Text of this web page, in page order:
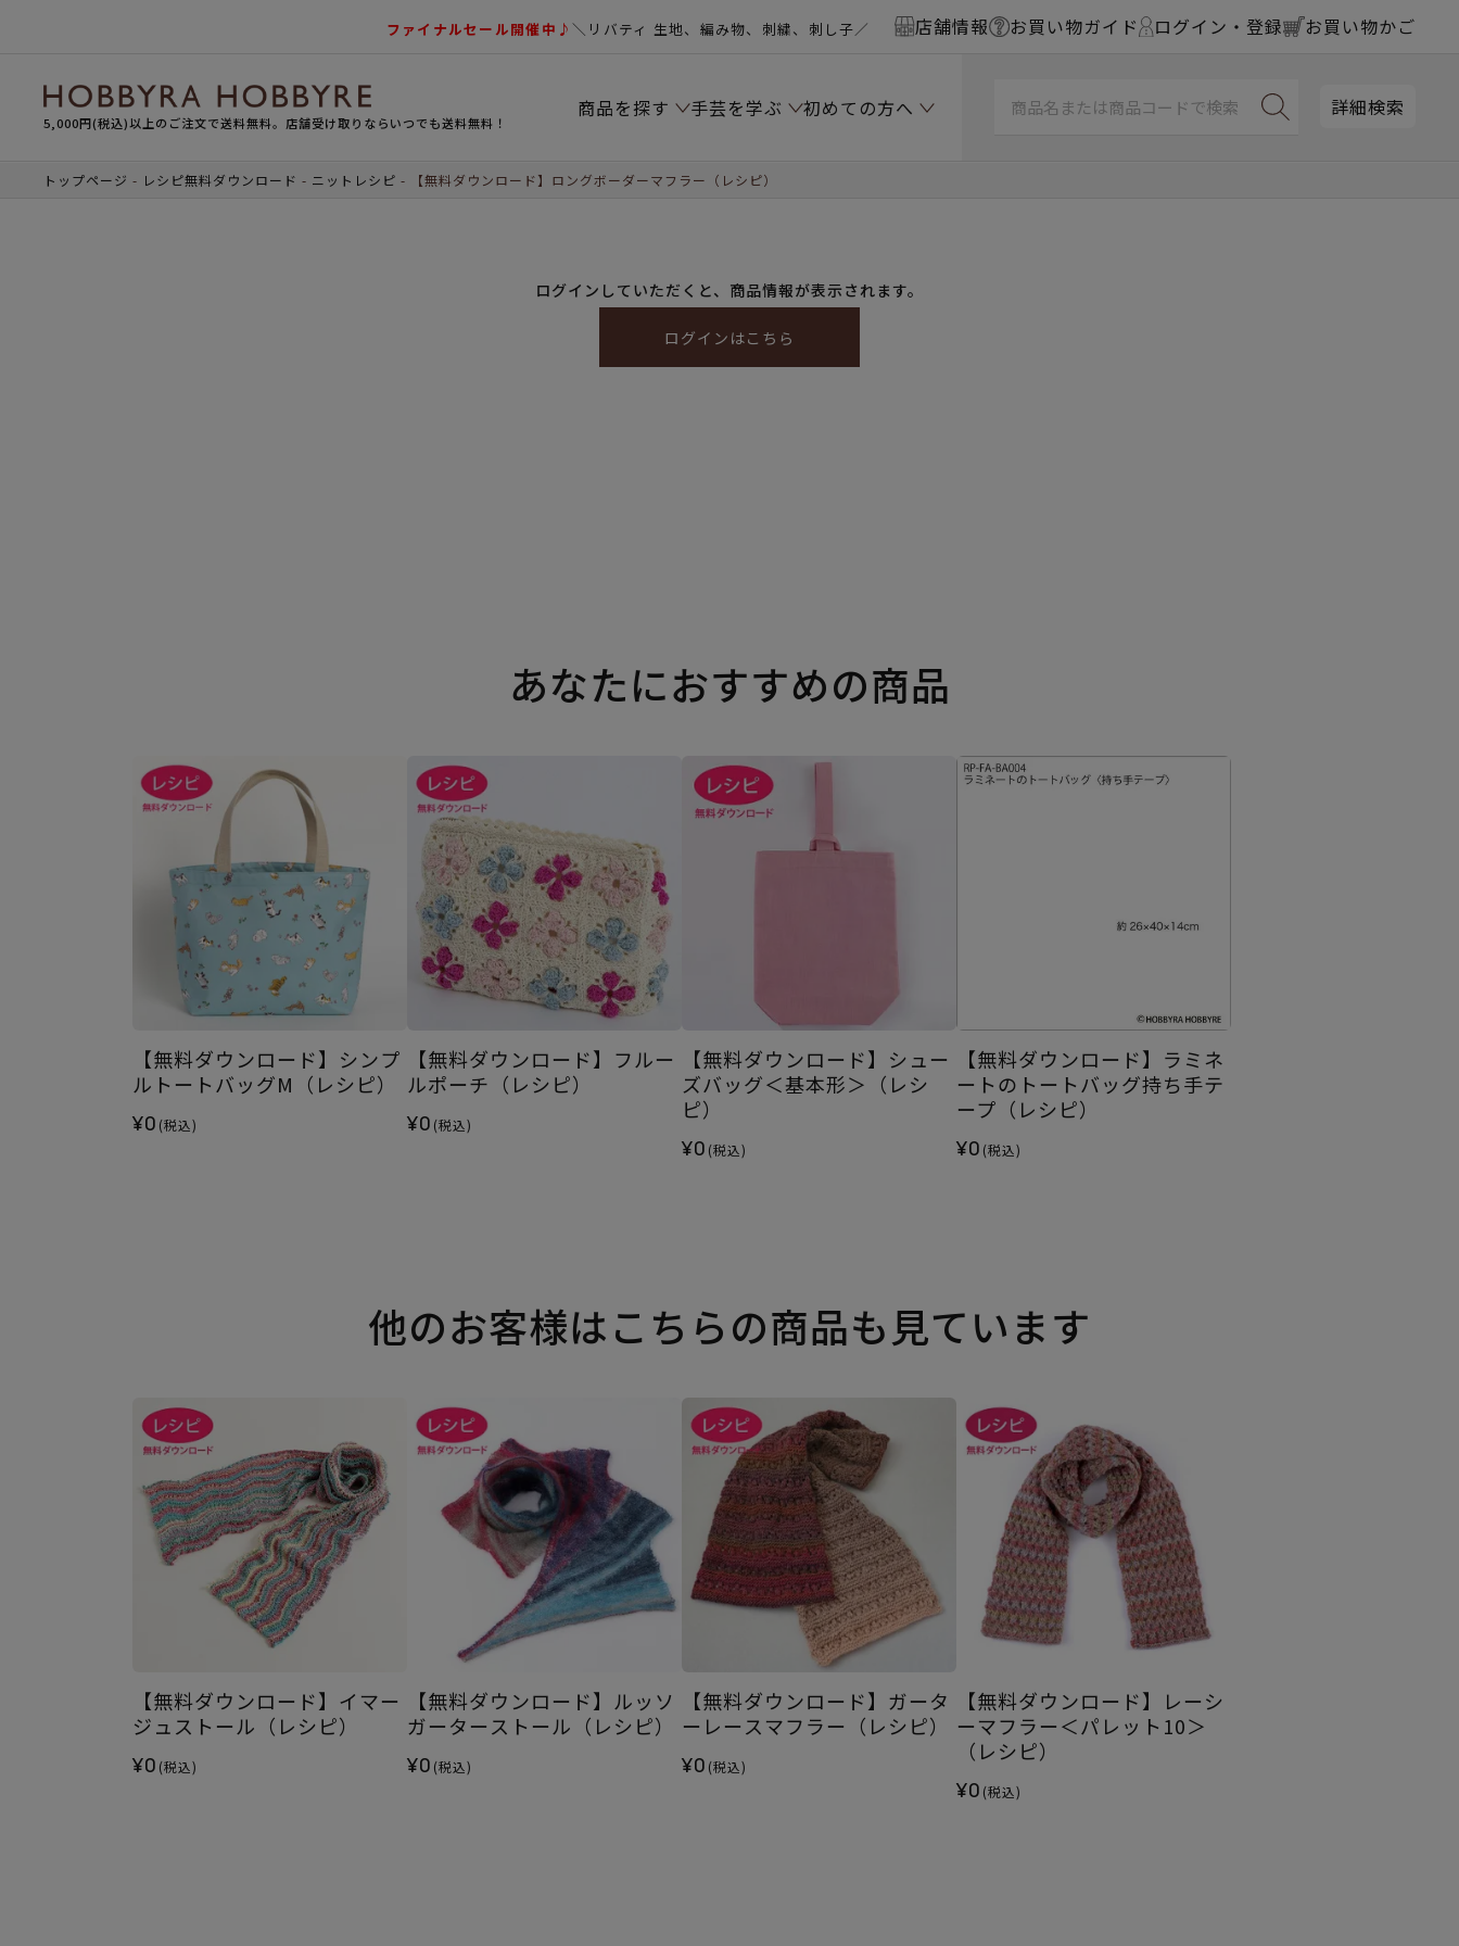
ファイナルセール開催中♪＼リバティ 生地、編み物、刺繍、刺し子／ 店舗情報 お買い物ガイド ログイン・登録 お買い物かご
5,000円(税込)以上のご注文で送料無料。店舗受け取りならいつでも送料無料！
商品を探す 手芸を学ぶ 初めての方へ 詳細検索
トップページ レシピ無料ダウンロード ニットレシピ 【無料ダウンロード】ロングボーダーマフラー（レシピ）
ログインしていただくと、商品情報が表示されます。
ログインはこちら
あなたにおすすめの商品
【無料ダウンロード】シンプ
ルトートバッグM（レシピ）
¥0 (税込)
【無料ダウンロード】フルー
ルポーチ（レシピ）
¥0 (税込)
【無料ダウンロード】シュー
ズバッグ＜基本形＞（レシ
ピ）
¥0 (税込)
【無料ダウンロード】ラミネ
ートのトートバッグ持ち手テ
ープ（レシピ）
¥0 (税込)
他のお客様はこちらの商品も見ています
【無料ダウンロード】イマー
ジュストール（レシピ）
¥0 (税込)
【無料ダウンロード】ルッソ
ガーターストール（レシピ）
¥0 (税込)
【無料ダウンロード】ガータ
ーレースマフラー（レシピ）
¥0 (税込)
【無料ダウンロード】レーシ
ーマフラー＜パレット10＞
（レシピ）
¥0 (税込)